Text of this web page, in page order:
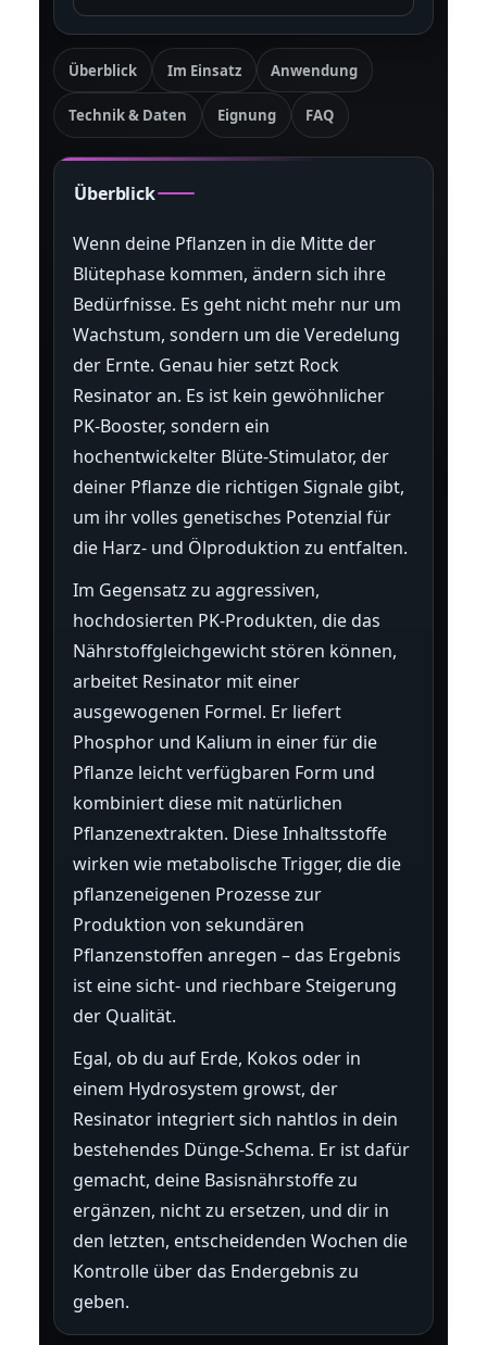
Überblick Im Einsatz Anwendung
Technik & Daten Eignung FAQ
Überblick
Wenn deine Pflanzen in die Mitte der
Blütephase kommen, ändern sich ihre
Bedürfnisse. Es geht nicht mehr nur um
Wachstum, sondern um die Veredelung
der Ernte. Genau hier setzt Rock
Resinator an. Es ist kein gewöhnlicher
PK-Booster, sondern ein
hochentwickelter Blüte-Stimulator, der
deiner Pflanze die richtigen Signale gibt,
um ihr volles genetisches Potenzial für
die Harz- und Ölproduktion zu entfalten.
Im Gegensatz zu aggressiven,
hochdosierten PK-Produkten, die das
Nährstoffgleichgewicht stören können,
arbeitet Resinator mit einer
ausgewogenen Formel. Er liefert
Phosphor und Kalium in einer für die
Pflanze leicht verfügbaren Form und
kombiniert diese mit natürlichen
Pflanzenextrakten. Diese Inhaltsstoffe
wirken wie metabolische Trigger, die die
pflanzeneigenen Prozesse zur
Produktion von sekundären
Pflanzenstoffen anregen – das Ergebnis
ist eine sicht- und riechbare Steigerung
der Qualität.
Egal, ob du auf Erde, Kokos oder in
einem Hydrosystem growst, der
Resinator integriert sich nahtlos in dein
bestehendes Dünge-Schema. Er ist dafür
gemacht, deine Basisnährstoffe zu
ergänzen, nicht zu ersetzen, und dir in
den letzten, entscheidenden Wochen die
Kontrolle über das Endergebnis zu
geben.